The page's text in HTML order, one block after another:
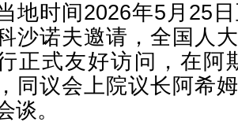
地时间2026年5月25
沙诺夫邀请，全国人
正式友好访问，在阿
同议会上院议长阿希
谈。